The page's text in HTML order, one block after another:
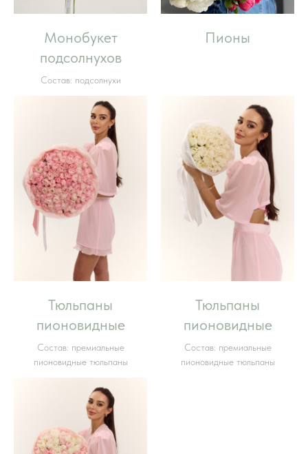
Монобукет
подсолнухов
Состав: подсолнухи
Пионы
Тюльпаны
пионовидные
Состав: премиальные
пионовидные тюльпаны
Тюльпаны
пионовидные
Состав: премиальные
пионовидные тюльпаны